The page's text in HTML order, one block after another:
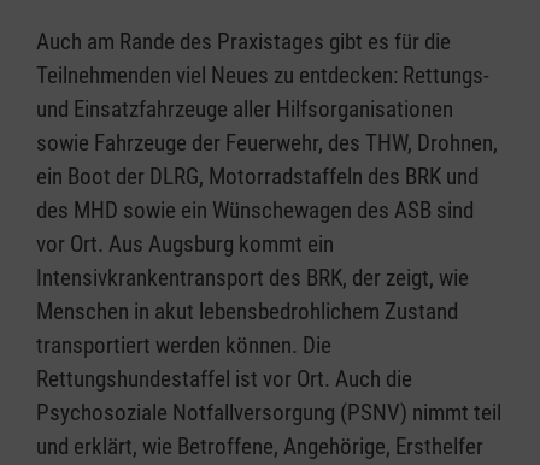
Auch am Rande des Praxistages gibt es für die
Teilnehmenden viel Neues zu entdecken: Rettungs-
und Einsatzfahrzeuge aller Hilfsorganisationen
sowie Fahrzeuge der Feuerwehr, des THW, Drohnen,
ein Boot der DLRG, Motorradstaffeln des BRK und
des MHD sowie ein Wünschewagen des ASB sind
vor Ort. Aus Augsburg kommt ein
Intensivkrankentransport des BRK, der zeigt, wie
Menschen in akut lebensbedrohlichem Zustand
transportiert werden können. Die
Rettungshundestaffel ist vor Ort. Auch die
Psychosoziale Notfallversorgung (PSNV) nimmt teil
und erklärt, wie Betroffene, Angehörige, Ersthelfer